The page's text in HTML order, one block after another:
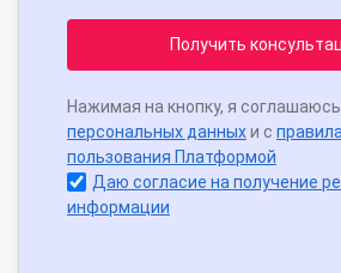
Получить
Нажимая на кнопку, я
персональных данныхи с
пользования Платформой
Даю согласие на получение
информации